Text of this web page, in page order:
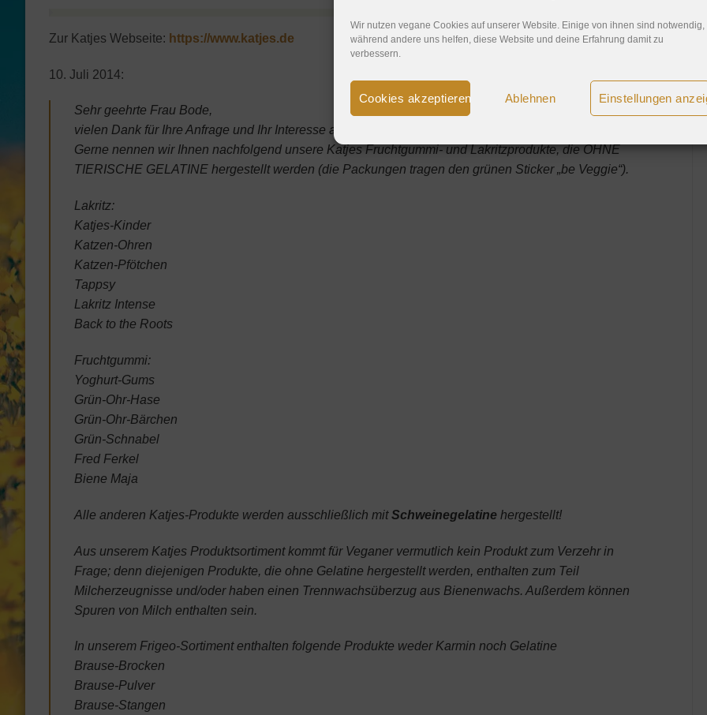
Wir nutzen vegane Cookies auf unserer Website. Einige von ihnen sind notwendig,
während andere uns helfen, diese Website und deine Erfahrung damit zu
verbessern.
Cookies akzeptieren Ablehnen Einstellungen
Zur Katjes Webseite: https://www.katjes.de
10. Juli 2014:
Sehr geehrte Frau Bode,
vielen Dank für Ihre Anfrage und Ihr Interesse an unseren Produkten.
Gerne nennen wir Ihnen nachfolgend unsere Katjes Fruchtgummi- und Lakritzprodukte, die OHNE
TIERISCHE GELATINE hergestellt werden (die Packungen tragen den grünen Sticker „be Veggie“).
Lakritz:
Katjes-Kinder
Katzen-Ohren
Katzen-Pfötchen
Tappsy
Lakritz Intense
Back to the Roots
Fruchtgummi:
Yoghurt-Gums
Grün-Ohr-Hase
Grün-Ohr-Bärchen
Grün-Schnabel
Fred Ferkel
Biene Maja
Alle anderen Katjes-Produkte werden ausschließlich mitSchweinegelatine hergestellt!
Aus unserem Katjes Produktsortiment kommt für Veganer vermutlich kein Produkt zum Verzehr in
Frage; denn diejenigen Produkte, die ohne Gelatine hergestellt werden, enthalten zum Teil
Milcherzeugnisse und/oder haben einen Trennwachsüberzug aus Bienenwachs. Außerdem können
Spuren von Milch enthalten sein.
In unserem Frigeo-Sortiment enthalten folgende Produkte weder Karmin noch Gelatine
Brause-Brocken
Brause-Pulver
Brause-Stangen